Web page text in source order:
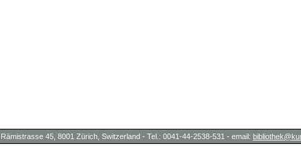
, Rämistrasse 45, 8001 Zürich, Switzerland - Tel.: 0041-44-2538-531 - email: